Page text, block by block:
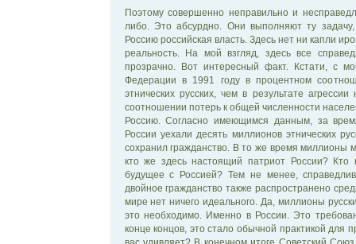
Поэтому совершенно неправильно и
либо. Это абсурдно. Они выполняют ту
Россию российская власть. Здесь нет ни капли
реальность. На мой взгляд, здесь все
прозрачно. Вот интересный факт. Кстати, с
Федерации в 1991 году в процентном
этнических русских, чем в результате
соотношении потерь к общей численности
Россию. Согласно имеющимся данным, за
России уехали десять миллионов этнических
сохранил гражданство. В то же время миллионы
кто же здесь настоящий патриот России?
будущее с Россией? Тем не менее,
двойное гражданство также распространено
мире нет ничего идеального. Да, миллионы
это необходимо. Именно в России. Это
конце концов, это стало обычной практикой для